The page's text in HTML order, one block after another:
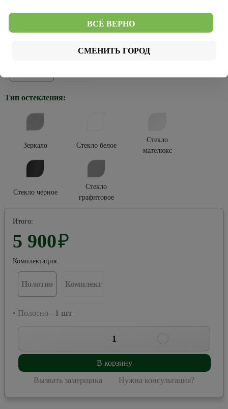
Темный
Тип остекления:
Зеркало Стекло белое
Стекло
мателюкс
Стекло черное
Стекло
графитовое
Итого:
5 900₽
Комплектация:
Полотно Комплект
• Полотно - 1 шт
1
В корзину
Вызвать замерщика Нужна консультация?
ВСЁ ВЕРНО
СМЕНИТЬ ГОРОД